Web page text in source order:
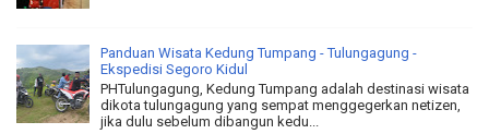
Panduan Wisata Kedung Tumpang - Tulungagung -
Ekspedisi Segoro Kidul
PHTulungagung, Kedung Tumpang adalah destinasi wisata
dikota tulungagung yang sempat menggegerkan netizen,
jika dulu sebelum dibangun kedu...